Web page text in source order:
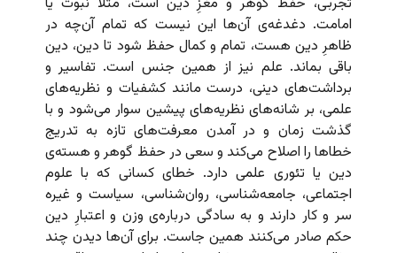
امامت. دغدغه‌ی آن‌ها این نیست که تمام آن‌چه در
ظاهرِ دین هست، تمام و کمال حفظ شود تا دین، دین
باقی بماند. علم نیز از همین جنس است. تفاسیر و
برداشت‌های دینی، درست مانند کشفیات و نظریه‌های
علمی، بر شانه‌های نظریه‌های پیشین سوار می‌شود و با
گذشت زمان و در آمدن معرفت‌های تازه به تدریج
خطاها را اصلاح می‌کند و سعی در حفظ گوهر و هسته‌ی
دین یا تئوری علمی دارد. خطای کسانی که با علوم
اجتماعی، جامعه‌شناسی، روان‌شناسی، سیاست و غیره
سر و کار دارند و به سادگی درباره‌ی وزن و اعتبارِ دین
حکم صادر می‌کنند همین جاست. برای آن‌ها دیدن چند